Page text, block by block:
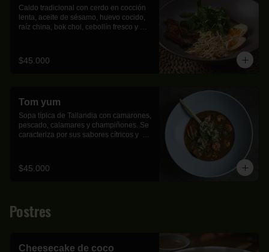
Caldo tradicional con cerdo en cocción
lenta, aceite de sésamo, huevo cocido,
raíz china, bok choi, cebollín fresco y
$45.000
Tom yum
Sopa típica de Tailandia con camarones,
pescado, calamares y champiñones. Se
caracteriza por sus sabores cítricos y
$45.000
Postres
Cheesecake de coco